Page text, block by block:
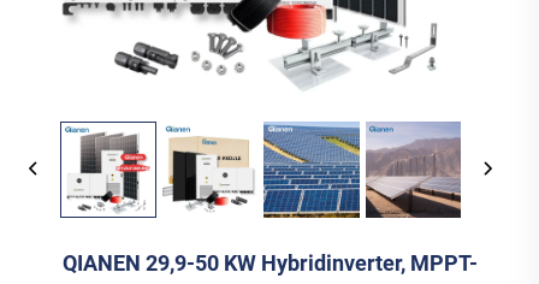
QIANEN 29,9-50 KW Hybridinverter, MPPT-